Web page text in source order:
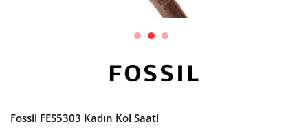
Fossil FES5303 Kadın Kol Saati